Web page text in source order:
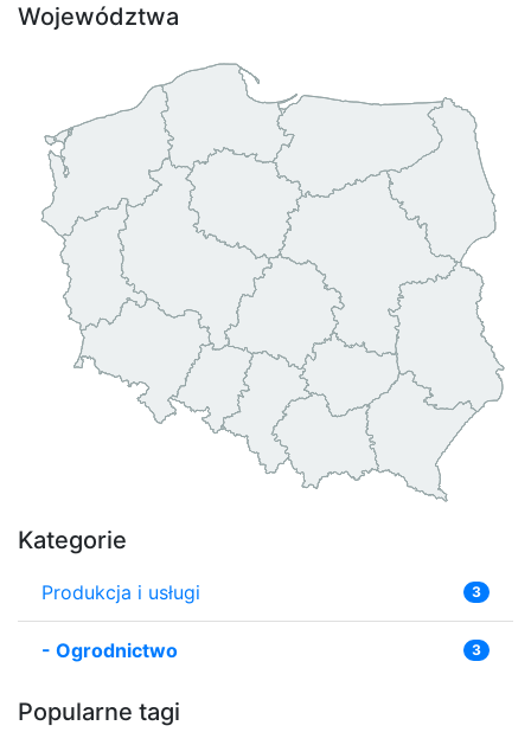
Województwa
Kategorie
Produkcja i usługi 3
- Ogrodnictwo 3
Popularne tagi